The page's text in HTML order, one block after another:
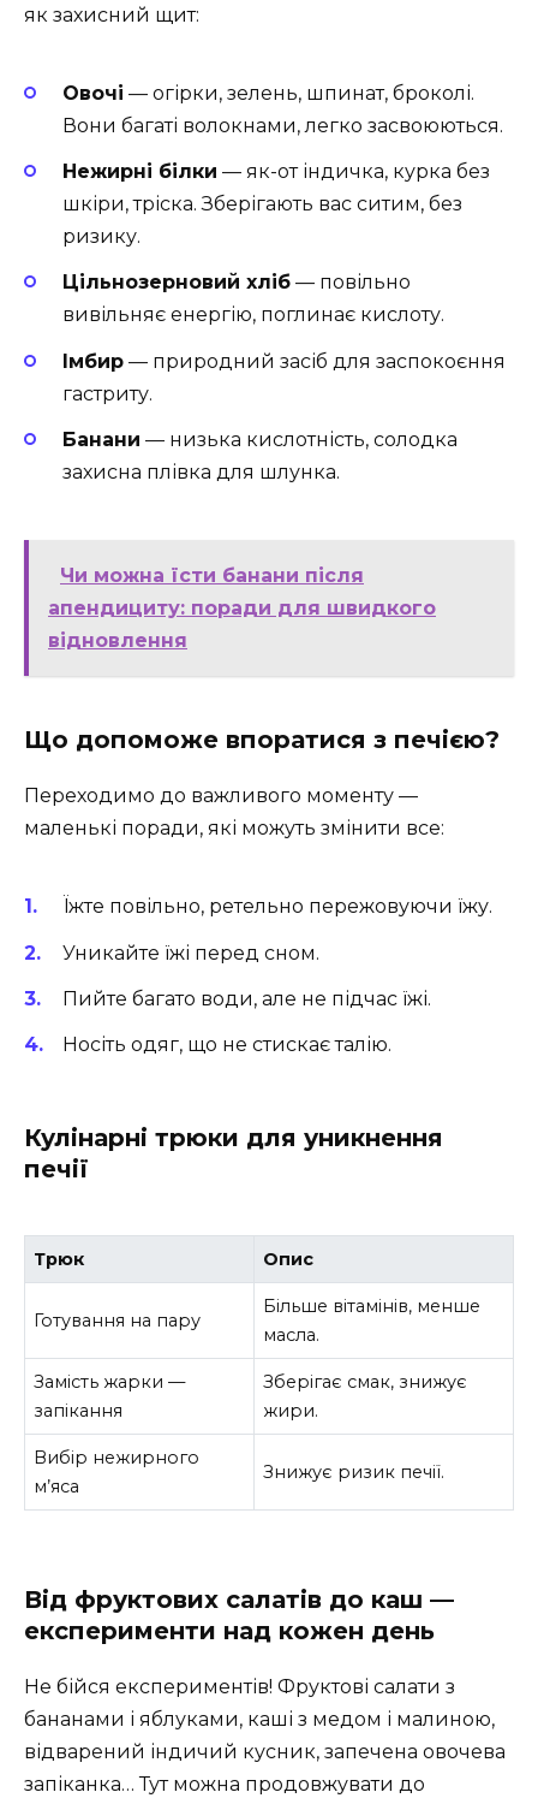
як захисний щит:
Овочі — огірки, зелень, шпинат, броколі.
Вони багаті волокнами, легко засвоюються.
Нежирні білки — як-от індичка, курка без
шкіри, тріска. Зберігають вас ситим, без
ризику.
Цільнозерновий хліб — повільно
вивільняє енергію, поглинає кислоту.
Імбир — природний засіб для заспокоєння
гастриту.
Банани — низька кислотність, солодка
захисна плівка для шлунка.
Чи можна їсти банани після
апендициту: поради для швидкого
відновлення
Що допоможе впоратися з печією?
Переходимо до важливого моменту —
маленькі поради, які можуть змінити все:
Їжте повільно, ретельно пережовуючи їжу.
Уникайте їжі перед сном.
Пийте багато води, але не підчас їжі.
Носіть одяг, що не стискає талію.
Кулінарні трюки для уникнення
печії
Трюк Опис
Готування на пару
Більше вітамінів, менше
масла.
Замість жарки —
запікання
Зберігає смак, знижує
жири.
Вибір нежирного
м’яса
Знижує ризик печії.
Від фруктових салатів до каш —
експерименти над кожен день
Не бійся експериментів! Фруктові салати з
бананами і яблуками, каші з медом і малиною,
відварений індичий кусник, запечена овочева
запіканка… Тут можна продовжувати до